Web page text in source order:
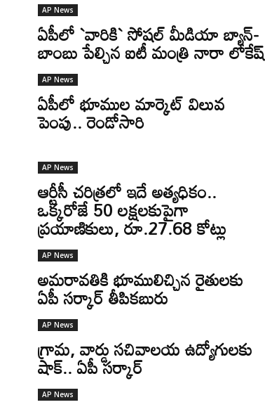
AP News
ఏపీలో `వారికి` సోషల్ మీడియా బ్యాన్-
బాంబు పేల్చిన ఐటీ మంత్రి నారా లోకేష్
AP News
ఏపీలో భూముల మార్కెట్ విలువ
పెంపు.. రెండోసారి
AP News
ఆర్టీసీ చరిత్రలో ఇదే అత్యధికం..
ఒక్కరోజే 50 లక్షలకుపైగా
ప్రయాణికులు, రూ.27.68 కోట్లు
AP News
అమరావతికి భూములిచ్చిన రైతులకు
ఏపీ సర్కార్‌ తీపికబురు
AP News
గ్రామ, వార్డు సచివాలయ ఉద్యోగులకు
షాక్.. ఏపీ సర్కార్
AP News